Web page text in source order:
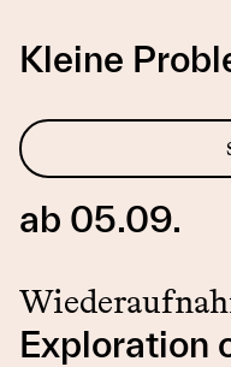
Kleine
ab 05.09.
Exploration